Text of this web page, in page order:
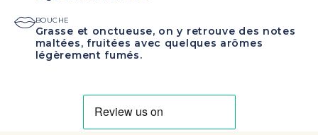
BOUCHE
Grasse et onctueuse, on y retrouve des notes
maltées, fruitées avec quelques arômes
légèrement fumés.